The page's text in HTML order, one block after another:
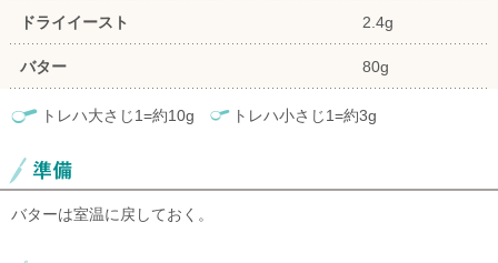
ドライイースト 2.4g
バター 80g
トレハ大さじ1=約10g トレハ小さじ1=約3g
バターは室温に戻しておく。